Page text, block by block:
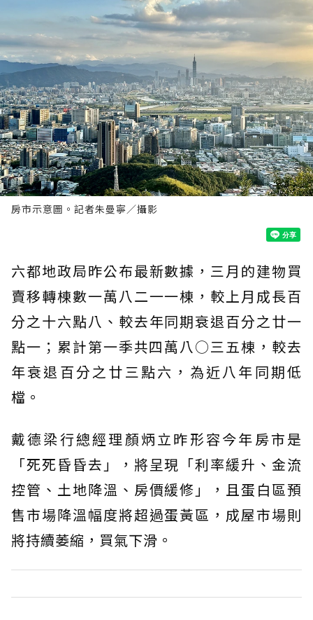
房市示意圖。記者朱曼寧／攝影
六都地政局昨公布最新數據，三月的建物買
賣移轉棟數一萬八二一一棟，較上月成長百
分之十六點八、較去年同期衰退百分之廿一
點一；累計第一季共四萬八○三五棟，較去
年衰退百分之廿三點六，為近八年同期低
檔。
戴德梁行總經理顏炳立昨形容今年房市是
「死死昏昏去」，將呈現「利率緩升、金流
控管、土地降溫、房價緩修」，且蛋白區預
售市場降溫幅度將超過蛋黃區，成屋市場則
將持續萎縮，買氣下滑。